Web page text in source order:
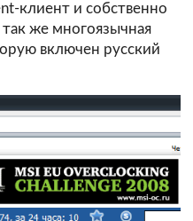
клиент и собственно
же многоязычная
включен русский